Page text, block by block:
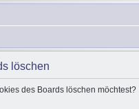
löschen
des Boards löschen möchtest?